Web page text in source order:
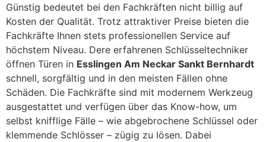
Günstig bedeutet bei den Fachkräften nicht billig auf
Kosten der Qualität. Trotz attraktiver Preise bieten die
Fachkräfte Ihnen stets professionellen Service auf
höchstem Niveau. Dere erfahrenen Schlüsseltechniker
öffnen Türen in Esslingen Am Neckar Sankt Bernhardt
schnell, sorgfältig und in den meisten Fällen ohne
Schäden. Die Fachkräfte sind mit modernem Werkzeug
ausgestattet und verfügen über das Know-how, um
selbst knifflige Fälle – wie abgebrochene Schlüssel oder
klemmende Schlösser – zügig zu lösen. Dabei